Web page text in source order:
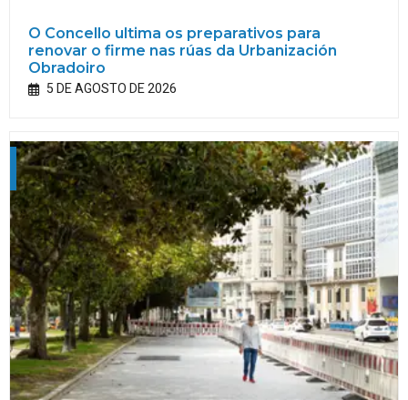
O Concello ultima os preparativos para
renovar o firme nas rúas da Urbanización
Obradoiro
5 DE AGOSTO DE 2026